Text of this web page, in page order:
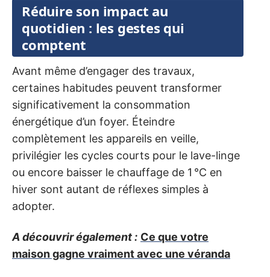
Réduire son impact au
quotidien : les gestes qui
comptent
Avant même d’engager des travaux,
certaines habitudes peuvent transformer
significativement la consommation
énergétique d’un foyer. Éteindre
complètement les appareils en veille,
privilégier les cycles courts pour le lave-linge
ou encore baisser le chauffage de 1 °C en
hiver sont autant de réflexes simples à
adopter.
A découvrir également : Ce que votre
maison gagne vraiment avec une véranda